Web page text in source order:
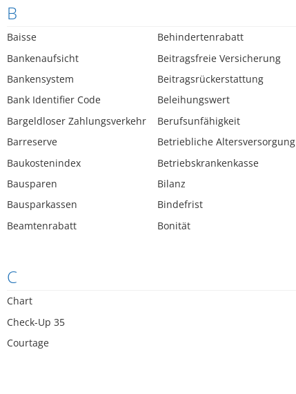
B
Baisse
Bankenaufsicht
Bankensystem
Bank Identifier Code
Bargeldloser Zahlungsverkehr
Barreserve
Baukostenindex
Bausparen
Bausparkassen
Beamtenrabatt
Behindertenrabatt
Beitragsfreie Versicherung
Beitragsrückerstattung
Beleihungswert
Berufsunfähigkeit
Betriebliche Altersversorgung
Betriebskrankenkasse
Bilanz
Bindefrist
Bonität
C
Chart
Check-Up 35
Courtage